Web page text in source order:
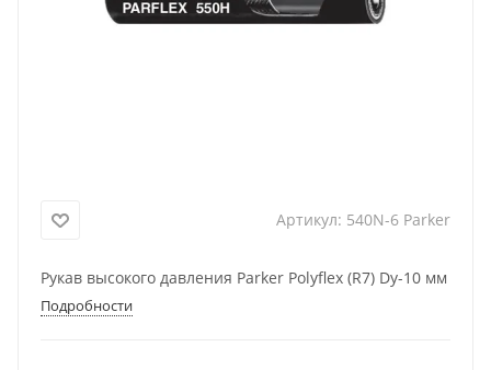
Артикул: 540N-6 Parker
Рукав высокого давления Parker Polyflex (R7) Dу-10 мм
Подробности